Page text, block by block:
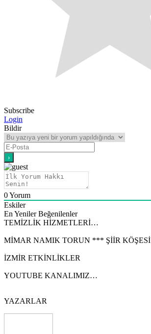
Subscribe
Login
Bildir
0Yorum
Eskiler
En Yeniler Beğenilenler
TEMİZLİK HİZMETLERİ…
MİMAR NAMIK TORUN *** ŞİİR KÖŞESİ
İZMİR ETKİNLİKLER
YOUTUBE KANALIMIZ…
YAZARLAR